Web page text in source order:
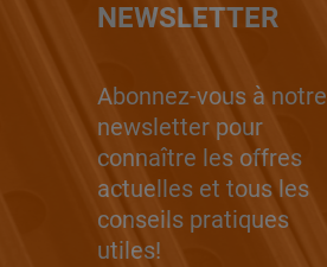
NEWSLETTER
Abonnez-vous à notre
newsletter pour
connaître les offres
actuelles et tous les
conseils pratiques
utiles!